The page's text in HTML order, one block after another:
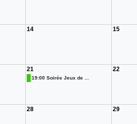
14 15
21
19:00 Soirée Jeux de ...
22
28 29